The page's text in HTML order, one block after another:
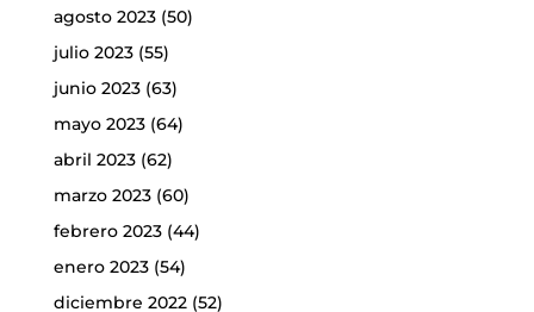
agosto 2023(50)
julio 2023(55)
junio 2023(63)
mayo 2023(64)
abril 2023(62)
marzo 2023(60)
febrero 2023(44)
enero 2023(54)
diciembre 2022(52)